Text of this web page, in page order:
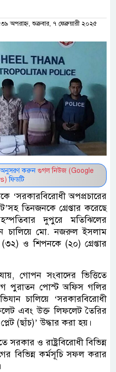
শুক্রবার, ৭ ফেব্রুয়ারী ২০২৫
অনুসরণ করুন গুগল নিউজ (Google
ফিডটি
‘সরকারবিরোধী অপপ্রচারের
তিনজনকে গ্রেপ্তার করেছে
দুপুরে মতিঝিলের
চালিয়ে মো. নজরুল ইসলাম
(৩২) ও শিপনকে (২০) গ্রেপ্তার
গোপন সংবাদের ভিত্তিতে
পুরাতন পোস্ট অফিস গলির
চালিয়ে ‘সরকারবিরোধী
এবং উক্ত লিফলেট তৈরির
(ছাঁচ)’ উদ্ধার করা হয়।
ও রাষ্ট্রবিরোধী বিভিন্ন
বিভিন্ন কর্মসূচি সফল করার